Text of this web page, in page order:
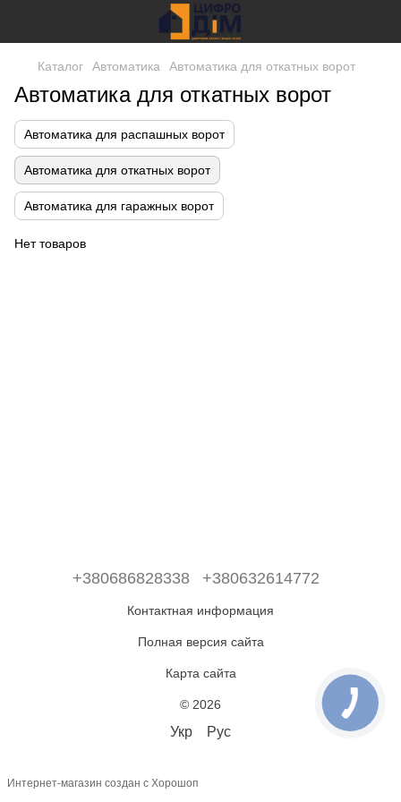
Каталог Автоматика Автоматика для откатных ворот
Автоматика для откатных ворот
Автоматика для распашных ворот
Автоматика для откатных ворот
Автоматика для гаражных ворот
Нет товаров
+380686828338 +380632614772
Контактная информация
Полная версия сайта
Карта сайта
© 2026
Укр Рус
Интернет-магазин создан с Хорошоп